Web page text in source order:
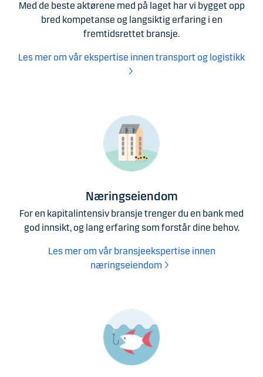
Med de beste aktørene med på laget har vi bygget opp
bred kompetanse og langsiktig erfaring i en
fremtidsrettet bransje.
Les mer om vår ekspertise innen transport og logistikk
Næringseiendom
For en kapitalintensiv bransje trenger du en bank med
god innsikt, og lang erfaring som forstår dine behov.
Les mer om vår bransjeekspertise innen
næringseiendom